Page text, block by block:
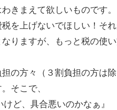
きまえて欲しいものです。
を上げないでほしい！それ
りますが、もっと税の使
の方々（３割負担の方は
そこで、
ど、具合悪いのかなぁ』